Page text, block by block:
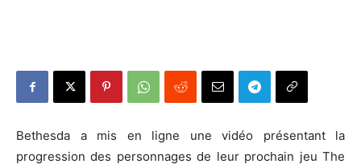
Bethesda a mis en ligne une vidéo présentant la
progression des personnages de leur prochain jeu The